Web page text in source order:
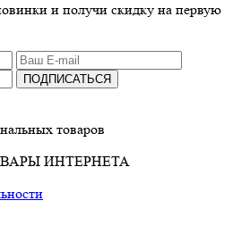
и получи скидку на первую
ПОДПИСАТЬСЯ
товаров
ИНТЕРНЕТА